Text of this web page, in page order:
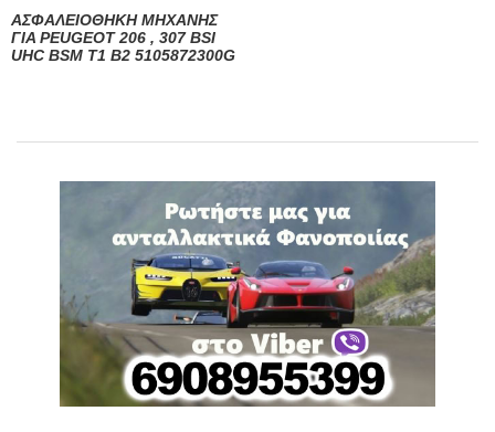
ΑΣΦΑΛΕΙΟΘΗΚΗ ΜΗΧΑΝΗΣ
ΓΙΑ PEUGEOT 206 , 307 BSI
UHC BSM T1 B2 5105872300G